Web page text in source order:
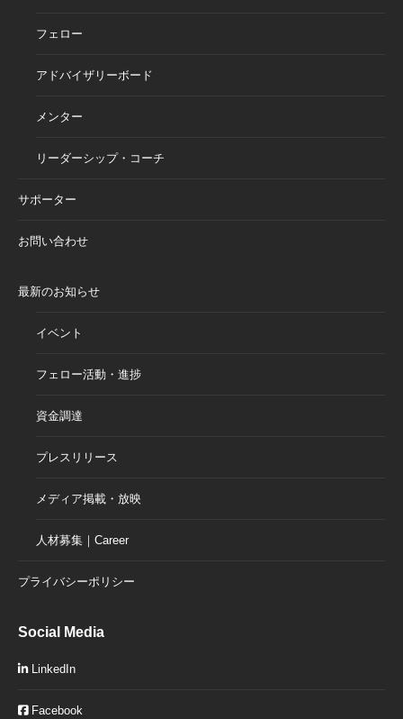
フェロー
アドバイザリーボード
メンター
リーダーシップ・コーチ
サポーター
お問い合わせ
最新のお知らせ
イベント
フェロー活動・進捗
資金調達
プレスリリース
メディア掲載・放映
人材募集｜Career
プライバシーポリシー
Social Media
LinkedIn
Facebook